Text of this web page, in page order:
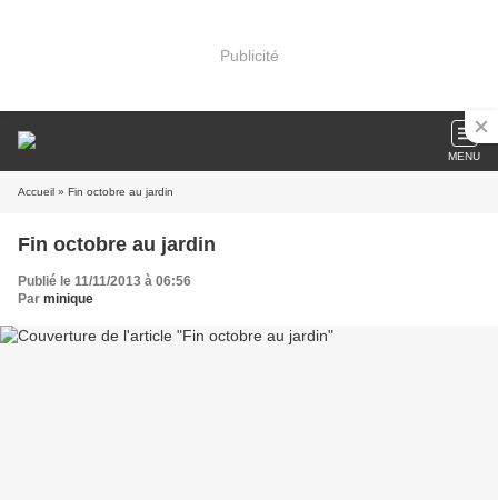
Publicité
MENU
Accueil » Fin octobre au jardin
Fin octobre au jardin
Publié le 11/11/2013 à 06:56
Par minique